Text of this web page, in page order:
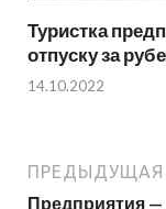
Туристка
отпуску за
14.10.2022
ПРЕДЫДУЩАЯ
Предприятия —